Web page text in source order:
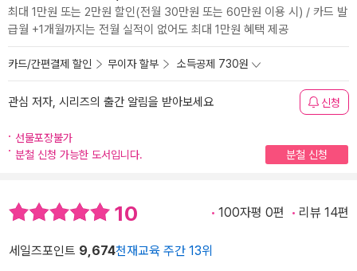
최대 1만원 또는 2만원 할인(전월 30만원 또는 60만원 이용 시) / 카드 발
급월 +1개월까지는 전월 실적이 없어도 최대 1만원 혜택 제공
카드/간편결제 할인 무이자 할부 소득공제 730원
관심 저자, 시리즈의 출간 알림을 받아보세요 신청
선물포장불가
분철 신청 가능한 도서입니다.
분철 신청
10 100자평 0편 리뷰 14편
세일즈포인트 9,674천재교육 주간 13위